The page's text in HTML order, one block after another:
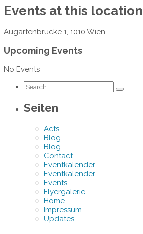
Events at this location
Augartenbrücke 1, 1010 Wien
Upcoming Events
No Events
Seiten
Acts
Blog
Blog
Contact
Eventkalender
Eventkalender
Events
Flyergalerie
Home
Impressum
Updates